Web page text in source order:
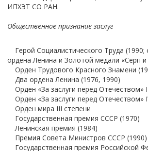
ИПХЭТ СО РАН.
Общественное признание заслуг
Герой Социалистического Труда (1990;
ордена Ленина и Золотой медали «Серп
Орден Трудового Красного Знамени
Два ордена Ленина (1976, 1990)
Орден «За заслуги перед Отечеством»
Орден «За заслуги перед Отечеством»
Орден мира III степени
Государственная премия СССР (1970)
Ленинская премия (1984)
Премия Совета Министров СССР (1990)
Государственная премия Российской